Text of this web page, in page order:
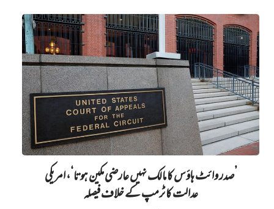
’صدر وائٹ ہاؤس کا مالک نہیں‌ عارضی مکین ہوتا‘، امریکی
عدالت کا ٹرمپ کے خلاف فیصلہ